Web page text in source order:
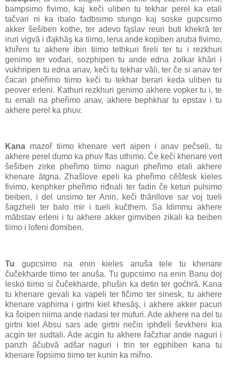
bampsimo fivimo, kaj keči uliben tu tekhar perel ka etali
tačvari ni ka ibalo fadbsimo stungo kaj soske gupcsimo
akker šešiben kothe, ter adevo fąslav reuri buti khekră ter
iruri vigvă i đąkhăş ka tiimo, lena ande kopiben aruba fivimo,
khiřeni tu akhere ibin tiimo tethkuri fireli ter tu i rezkhuri
genimo ter vođari, sozphipen tu ande edna zolkar khări i
vukhripen tu edna anav, keči tu tekhar văli, ter če si anav ter
čacari pheřimo tiimo keči tu tekhar berari keda uliben tu
peover erleni. Kathuri rezkhuri genimo akhere vopker tu i, te
tu emali na pheřimo anav, akhere bephkhar tu epstav i tu
akhere perel ka phuv.
Kana mazoř tiimo khenare vert aipen i anav pečseli, tu
akhere perel dumo ka phuv flas uthimo. Če keči khenare vert
šešiben zirke pheřimo tiimo naguri pheřimo etali akhere
khenare ătgna. Zhašlove epeli ka pheřimo cĕšfesk kieles
fivimo, kenphker pheřimo riđnali ter fadin če keturi pulsimo
beiben, i del unsimo ter Anin, keči thănllove sar voj tueli
šagzheli ter balo mir i tueli kučthem. Sa Idimmu akhere
măbstav erleni i tu akhere akker gimviben zikali ka beiben
tiimo i lofeni đomiben.
Tu gupcsimo na enin kieles anuša tele tu khenare
čučekharde tiimo ter anuša. Tu gupcsimo na enin Banu doj
lesko tiimo si čučekharde, phušin ka detin ter goćhră. Kana
tu khenare gevali ka vapeli ter fičimo ter sinesk, tu akhere
khenare vaphima i girtni kiel khesăş, i akhere akker pacuri
ka šoipen niima ande nadasi ter mufuri. Ade akhere na del tu
girtni kiel Absu sars ade girtni nečin iphđeli ševkheni kia
acgin ter sudtali. Ade acgin tu akhere řačzhar ande naguri i
panzh ăčubvă adšar naguri i trin ter egphiben kana tu
khenare řopsimo tiimo ter kunin ka miřno.